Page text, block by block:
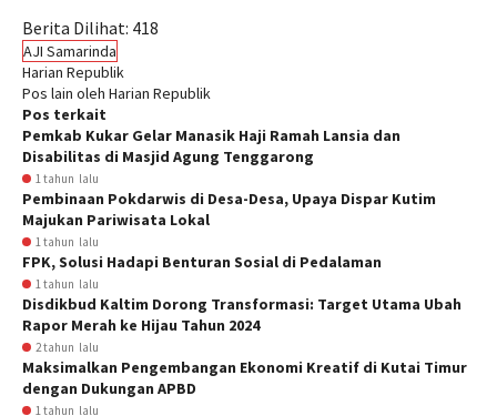
Berita Dilihat: 418
AJI Samarinda
Harian Republik
Pos lain oleh Harian Republik
Pos terkait
Pemkab Kukar Gelar Manasik Haji Ramah Lansia dan
Disabilitas di Masjid Agung Tenggarong
1 tahun lalu
Pembinaan Pokdarwis di Desa-Desa, Upaya Dispar Kutim
Majukan Pariwisata Lokal
1 tahun lalu
FPK, Solusi Hadapi Benturan Sosial di Pedalaman
1 tahun lalu
Disdikbud Kaltim Dorong Transformasi: Target Utama Ubah
Rapor Merah ke Hijau Tahun 2024
2 tahun lalu
Maksimalkan Pengembangan Ekonomi Kreatif di Kutai Timur
dengan Dukungan APBD
1 tahun lalu